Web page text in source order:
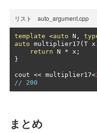
リスト auto_argument.cpp
template <auto N ,
auto multiplier17 ( T x
return N * x ;
}
cout << multiplier17<
// 200
まとめ